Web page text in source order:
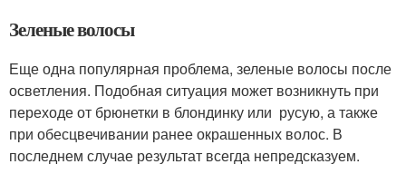
Зеленые волосы
Еще одна популярная проблема, зеленые волосы после
осветления. Подобная ситуация может возникнуть при
переходе от брюнетки в блондинку или русую, а также
при обесцвечивании ранее окрашенных волос. В
последнем случае результат всегда непредсказуем.